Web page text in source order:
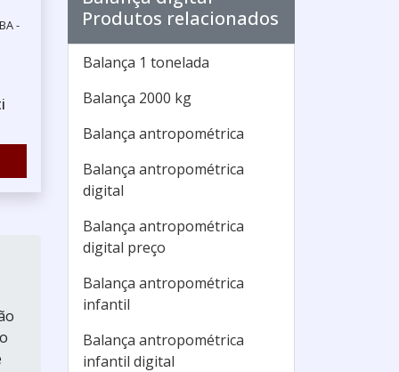
-
Produtos relacionados
Balança 1 tonelada
Balança 2000 kg
Balança antropométrica
Balança antropométrica
digital
Balança antropométrica
digital preço
Balança antropométrica
infantil
Balança antropométrica
infantil digital